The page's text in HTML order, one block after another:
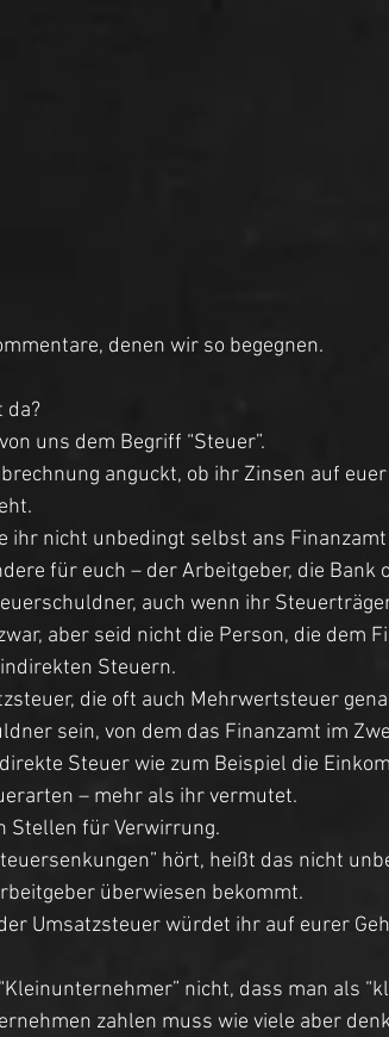
denen wir so begegnen.
da?
uns dem Begriff “Steuer”.
anguckt, ob ihr Zinsen auf
ihr nicht unbedingt selbst ans
für euch – der Arbeitgeber, die Bank
auch wenn ihr
aber seid nicht die Person, die dem
Steuern.
die oft auch Mehrwertsteuer
sein, von dem das Finanzamt im
Steuer wie zum Beispiel die
– mehr als ihr vermutet.
Stellen für Verwirrung.
hört, heißt das nicht
überwiesen bekommt.
Umsatzsteuer würdet ihr auf eurer
nicht, dass man als
zahlen muss wie viele aber